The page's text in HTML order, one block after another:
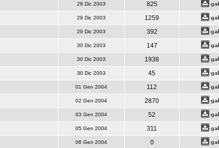
28 Dic 2003
825
29 Dic 2003
1259
29 Dic 2003
392
30 Dic 2003
147
30 Dic 2003
1938
30 Dic 2003
45
01 Gen 2004
112
02 Gen 2004
2870
03 Gen 2004
52
05 Gen 2004
311
06 Gen 2004 0